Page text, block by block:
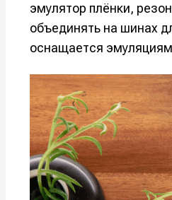
эмулятор плёнки,
объединять на шинах
оснащается